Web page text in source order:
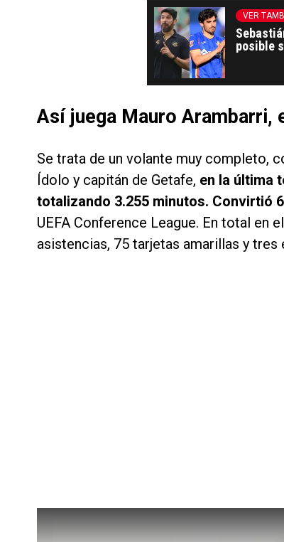
VER
posible
Así juega Mauro Arambarri,
Se trata de un volante muy completo,
Ídolo y capitán de Getafe, en la última
totalizando 3.255 minutos. Convirtió
UEFA Conference League. En total en
asistencias, 75 tarjetas amarillas y tres